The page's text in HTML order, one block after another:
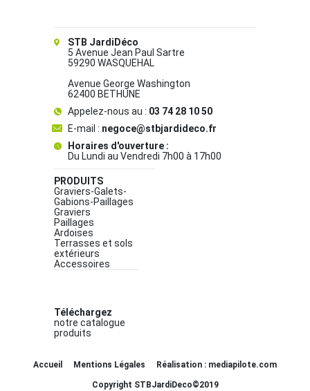
STB JardiDéco
5 Avenue Jean Paul Sartre
59290 WASQUEHAL
Avenue George Washington
62400 BETHUNE
Appelez-nous au : 03 74 28 10 50
E-mail : negoce@stbjardideco.fr
Horaires d'ouverture :
Du Lundi au Vendredi 7h00 à 17h00
PRODUITS
Graviers-Galets-
Gabions-Paillages
Graviers
Paillages
Ardoises
Terrasses et sols
extérieurs
Accessoires
Téléchargez
notre catalogue
produits
Accueil Mentions Légales Réalisation : mediapilote.com
Copyright STBJardiDeco©2019